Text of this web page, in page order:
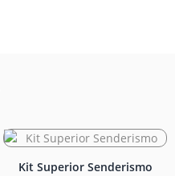
Kit Superior Senderismo